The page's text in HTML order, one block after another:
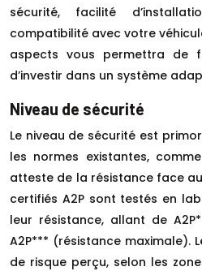
sécurité, facilité
compatibilité avec votre
aspects vous permettra de
d’investir dans un système
Niveau de sécurité
Le niveau de sécurité est
les normes existantes,
atteste de la résistance face
certifiés A2P sont testés en
leur résistance, allant de
A2P*** (résistance maximale).
de risque perçu, selon les